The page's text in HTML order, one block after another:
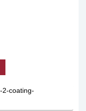
2-coating-